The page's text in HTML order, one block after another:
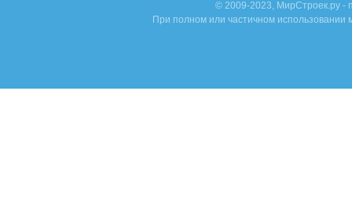
© 2009-2023, МирСтроек.ру -
При полном или частичном использовании